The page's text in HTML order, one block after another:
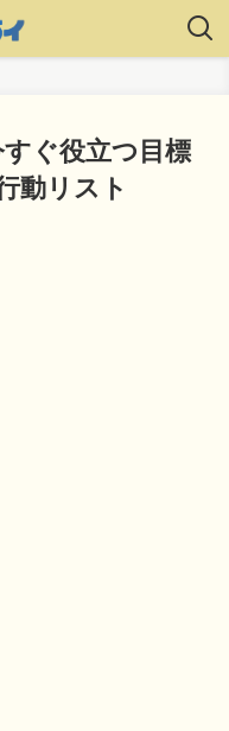
ぐ役立つ目標
動リスト